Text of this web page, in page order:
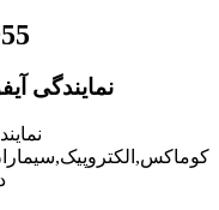
نمایندگی